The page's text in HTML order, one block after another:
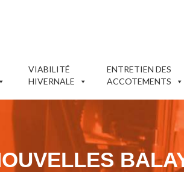
VIABILITÉ
HIVERNALE
ENTRETIEN DES
ACCOTEMENTS